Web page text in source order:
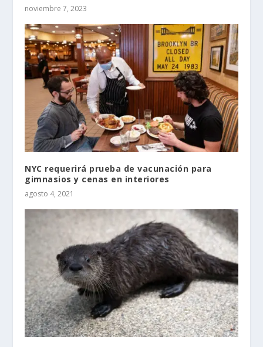
noviembre 7, 2023
NYC requerirá prueba de vacunación para
gimnasios y cenas en interiores
agosto 4, 2021